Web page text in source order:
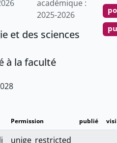
académique :
2025-2026
et des sciences
à la faculté
Permission publié
unige_restricted